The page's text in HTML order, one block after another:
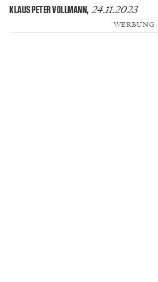
KLAUS PETER VOLLMANN, 24.11.2023
WERBUNG